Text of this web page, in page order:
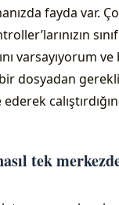
fayda var.
varsayıyorum
bir dosyadan
tek